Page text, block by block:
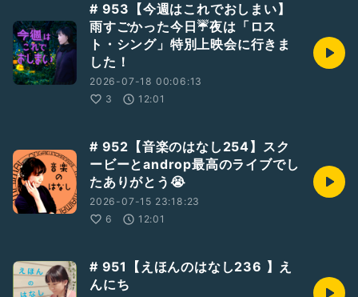
# 953【今週はこれでおしまい】
雨すごかった今日☔夜は「ロス
ト・シング」特別上映会に行きま
した！
2026-07-18 00:06:13
3
12:01
# 952【音楽のはなし254】スク
ービーとandrop最高のライブでし
たありがとう😭
2026-07-15 23:18:23
6
12:01
# 951【えほんのはなし236 】え
んにち